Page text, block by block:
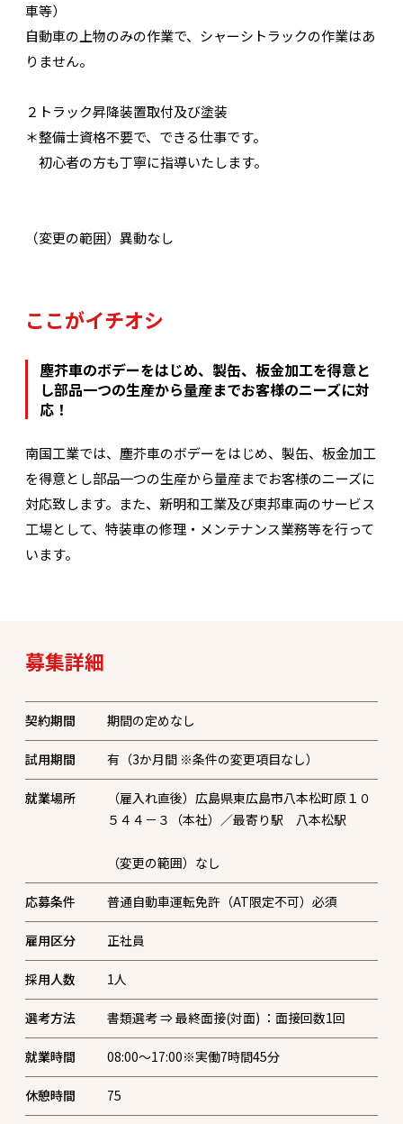
車等）
自動車の上物のみの作業で、シャーシトラックの作業はあ
りません。
２トラック昇降装置取付及び塗装
＊整備士資格不要で、できる仕事です。
初心者の方も丁寧に指導いたします。
（変更の範囲）異動なし
ここがイチオシ
塵芥車のボデーをはじめ、製缶、板金加工を得意と
し部品一つの生産から量産までお客様のニーズに対
応！
南国工業では、塵芥車のボデーをはじめ、製缶、板金加工
を得意とし部品一つの生産から量産までお客様のニーズに
対応致します。また、新明和工業及び東邦車両のサービス
工場として、特装車の修理・メンテナンス業務等を行って
います。
募集詳細
契約期間 期間の定めなし
試用期間 有（3か月間 ※条件の変更項目なし）
就業場所
（雇入れ直後）広島県東広島市八本松町原１０
５４４－３（本社）／最寄り駅 八本松駅
（変更の範囲）なし
応募条件 普通自動車運転免許（AT限定不可）必須
雇用区分 正社員
採用人数 1人
選考方法 書類選考 ⇒ 最終面接(対面) ：面接回数1回
就業時間 08:00～17:00※実働7時間45分
休憩時間 75